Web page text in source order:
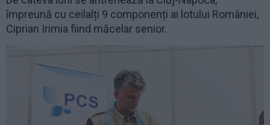
împreună cu ceilalți 9 componenți ai lotului României,
Ciprian Irimia fiind măcelar senior.